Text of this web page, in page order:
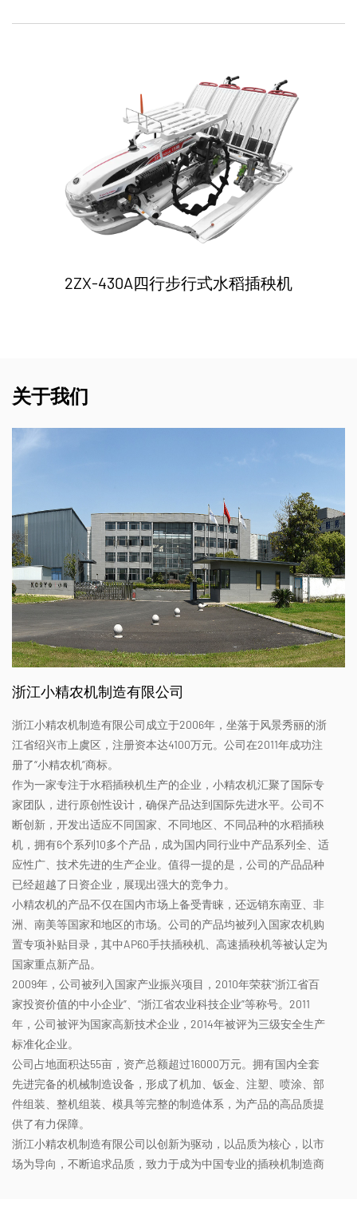
2ZX-430A四行步行式水稻插秧机
关于我们
浙江小精农机制造有限公司
浙江小精农机制造有限公司成立于2006年，坐落于风景秀丽的浙
江省绍兴市上虞区，注册资本达4100万元。公司在2011年成功注
册了“小精农机”商标。
作为一家专注于水稻插秧机生产的企业，小精农机汇聚了国际专
家团队，进行原创性设计，确保产品达到国际先进水平。公司不
断创新，开发出适应不同国家、不同地区、不同品种的水稻插秧
机，拥有6个系列10多个产品，成为国内同行业中产品系列全、适
应性广、技术先进的生产企业。值得一提的是，公司的产品品种
已经超越了日资企业，展现出强大的竞争力。
小精农机的产品不仅在国内市场上备受青睐，还远销东南亚、非
洲、南美等国家和地区的市场。公司的产品均被列入国家农机购
置专项补贴目录，其中AP60手扶插秧机、高速插秧机等被认定为
国家重点新产品。
2009年，公司被列入国家产业振兴项目，2010年荣获“浙江省百
家投资价值的中小企业”、“浙江省农业科技企业”等称号。2011
年，公司被评为国家高新技术企业，2014年被评为三级安全生产
标准化企业。
公司占地面积达55亩，资产总额超过16000万元。拥有国内全套
先进完备的机械制造设备，形成了机加、钣金、注塑、喷涂、部
件组装、整机组装、模具等完整的制造体系，为产品的高品质提
供了有力保障。
浙江小精农机制造有限公司以创新为驱动，以品质为核心，以市
场为导向，不断追求品质，致力于成为中国专业的插秧机制造商